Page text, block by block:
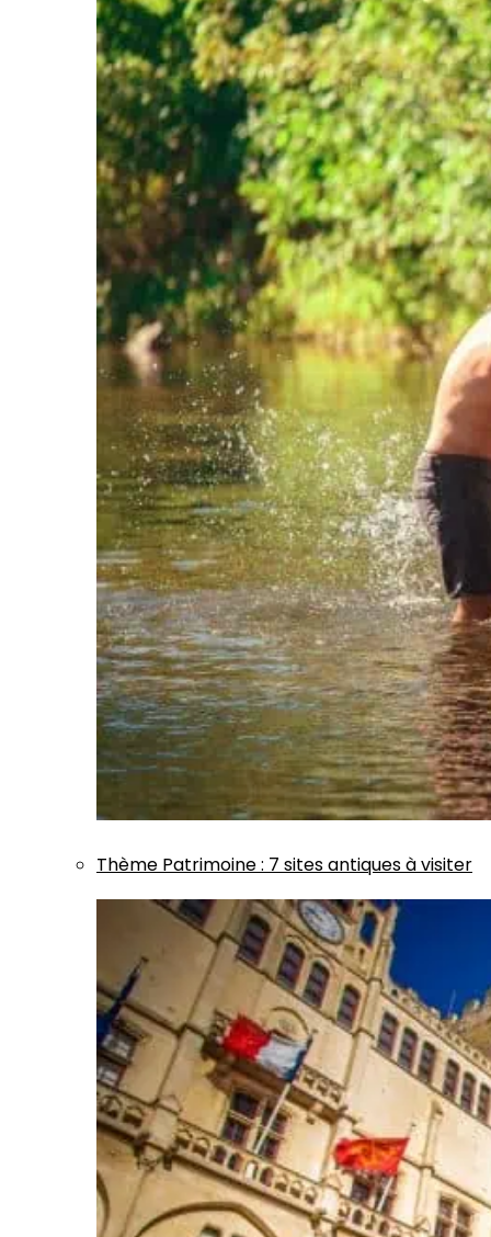
Thème Patrimoine: 7 sites antiques à visiter